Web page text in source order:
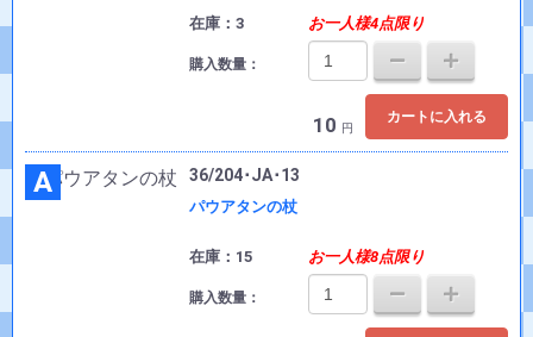
在庫：3 お一人様4点限り
購入数量：
10 円
カートに入れる
A 36/204･JA･13
パウアタンの杖
在庫：15 お一人様8点限り
購入数量：